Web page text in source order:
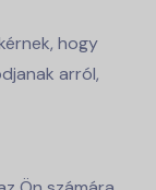
hogy
arról,